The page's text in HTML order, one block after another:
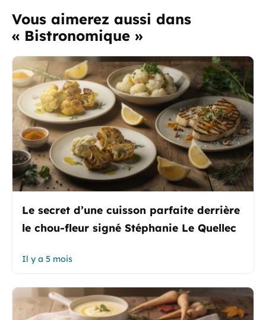
Vous aimerez aussi dans
« Bistronomique »
Le secret d’une cuisson parfaite derrière
le chou-fleur signé Stéphanie Le Quellec
Il y a 5 mois